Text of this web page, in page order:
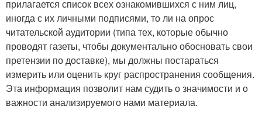
прилагается список всех ознакомившихся с ним лиц,
иногда с их личными подписями, то ли на опрос
читательской аудитории (типа тех, которые обычно
проводят газеты, чтобы документально обосновать свои
претензии по доставке), мы должны постараться
измерить или оценить круг распространения сообщения.
Эта информация позволит нам судить о значимости и о
важности анализируемого нами материала.